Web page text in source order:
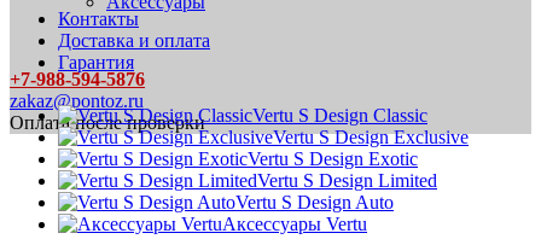
Контакты
Доставка и оплата
Гарантия
+7-988-594-5876
zakaz@pontoz.ru
Оплата после проверки
Vertu S Design Classic
Vertu S Design Exclusive
Vertu S Design Exotic
Vertu S Design Limited
Vertu S Design Auto
Аксессуары Vertu